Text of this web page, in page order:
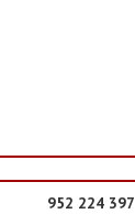
952 224 397